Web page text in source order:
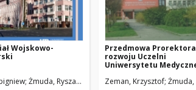
Katarzyna Majewska, Ewa Baj, Zbigniew
Wojskowo-
Żmuda, Ryszard. Red. nacz.
Przedmowa
rozwoju Uczelni
Uniwersytetu
Zeman, Krzysztof Żmuda,